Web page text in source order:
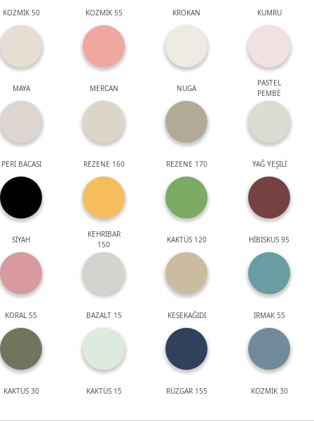
KOZMİK 50 KOZMİK 55 KROKAN KUMRU
MAYA MERCAN NUGA
PASTEL
PEMBE
PERİ BACASI REZENE 160 REZENE 170 YAĞ YEŞİLİ
SİYAH
KEHRİBAR
150
KAKTÜS 120 HİBİSKUS 95
KORAL 55 BAZALT 15 KESEKAĞIDI IRMAK 55
KAKTÜS 30 KAKTÜS 15 RÜZGAR 155 KOZMİK 30